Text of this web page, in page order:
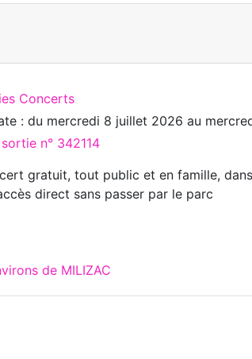
Concerts
: du mercredi 8 juillet 2026 au
n° 342114
gratuit, tout public et en famille,
direct sans passer par le parc
de MILIZAC